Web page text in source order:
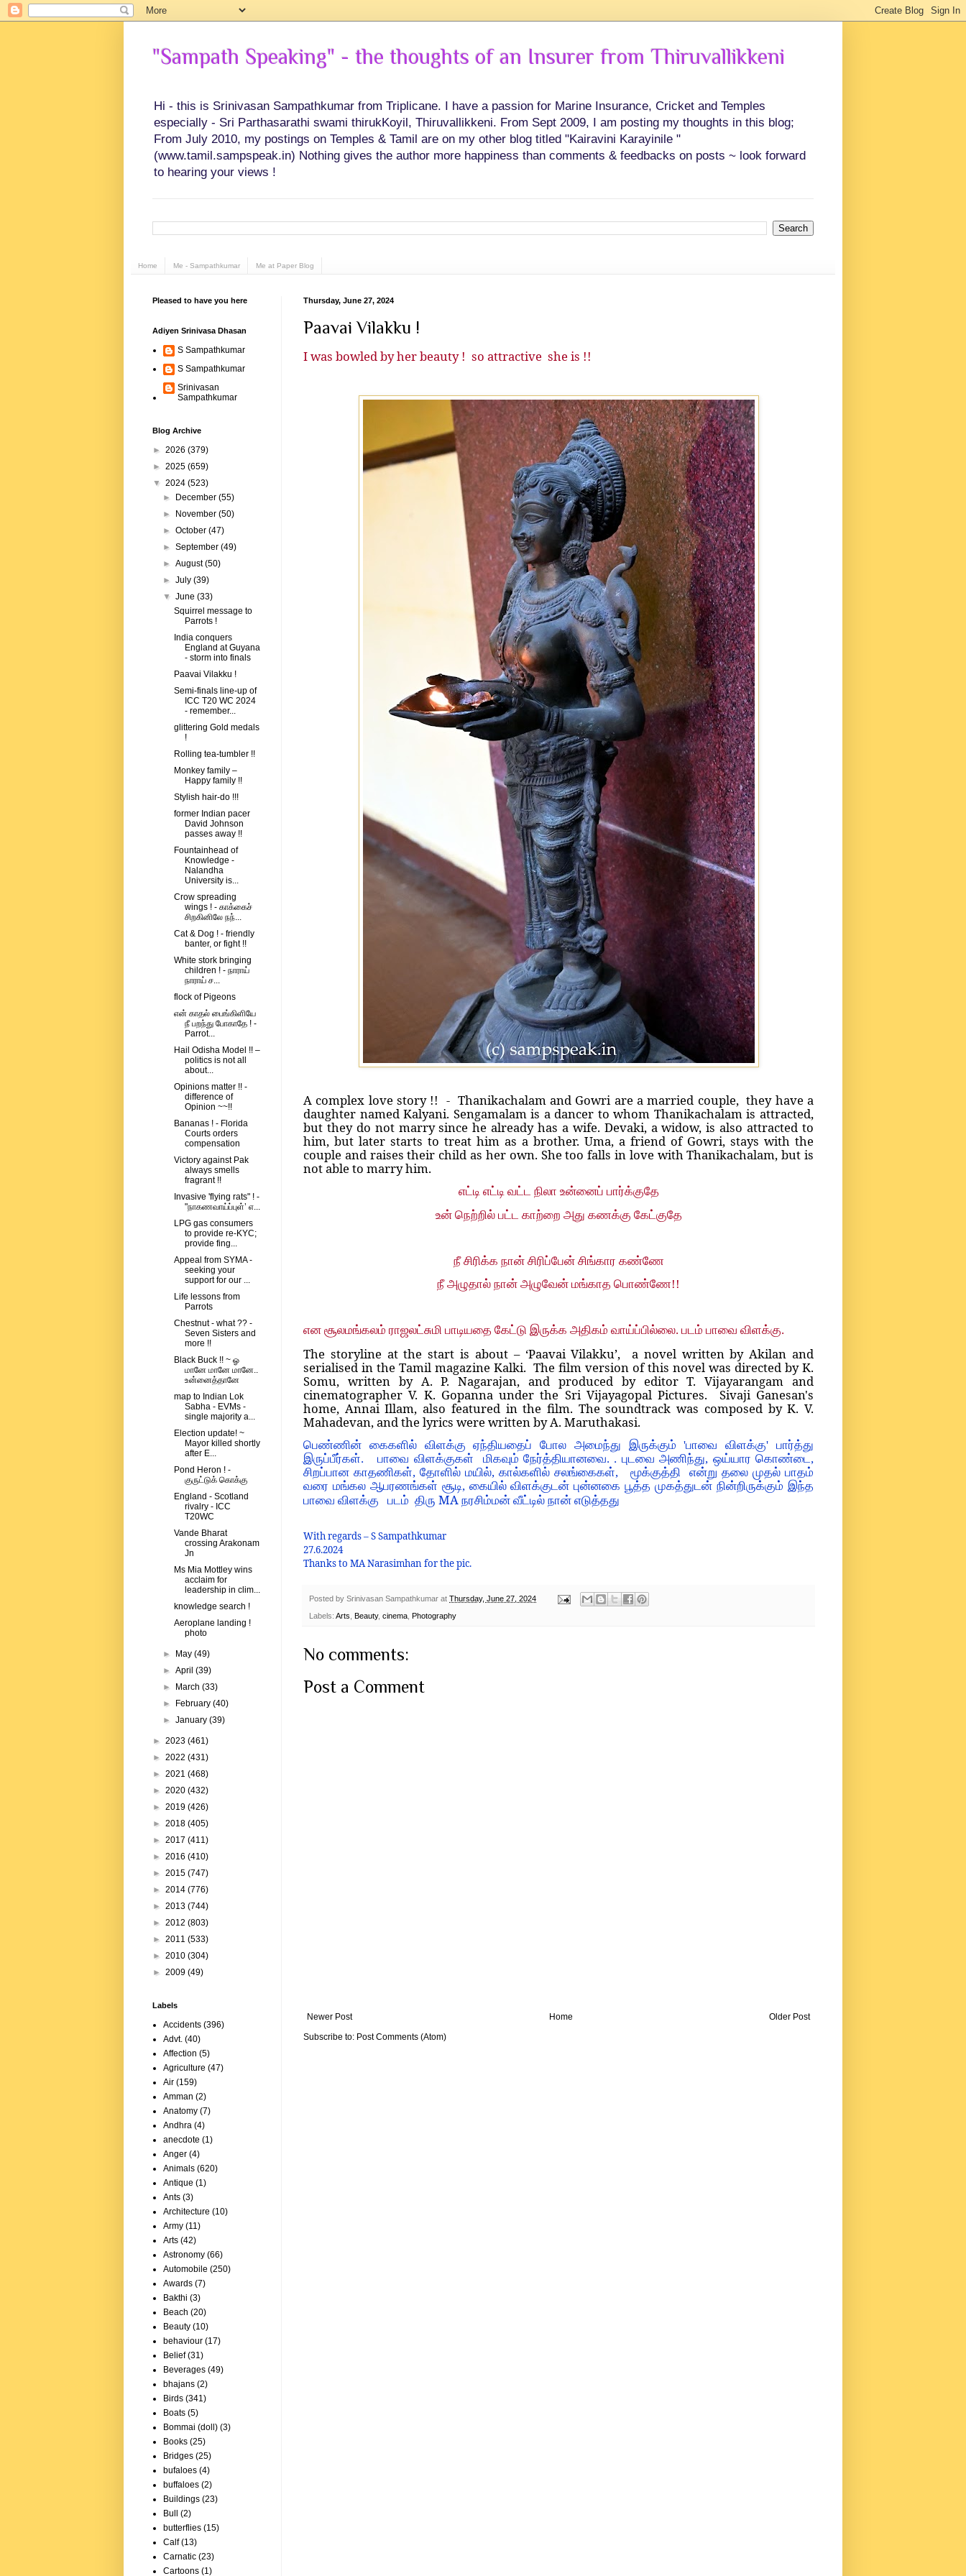
"Sampath Speaking" - the thoughts of an Insurer from Thiruvallikkeni
Hi - this is Srinivasan Sampathkumar from Triplicane. I have a passion for Marine Insurance, Cricket and Temples
especially - Sri Parthasarathi swami thirukKoyil, Thiruvallikkeni. From Sept 2009, I am posting my thoughts in this blog;
From July 2010, my postings on Temples & Tamil are on my other blog titled "Kairavini Karayinile "
(www.tamil.sampspeak.in) Nothing gives the author more happiness than comments & feedbacks on posts ~ look forward
to hearing your views !
Home Me - Sampathkumar Me at Paper Blog
Thursday, June 27, 2024
Paavai Vilakku !
I was bowled by her beauty ! so attractive she is !!
A complex love story !! - Thanikachalam and Gowri are a married couple, they have a
daughter named Kalyani. Sengamalam is a dancer to whom Thanikachalam is attracted,
but they do not marry since he already has a wife. Devaki, a widow, is also attracted to
him, but later starts to treat him as a brother. Uma, a friend of Gowri, stays with the
couple and raises their child as her own. She too falls in love with Thanikachalam, but is
not able to marry him.
எட்டி எட்டி வட்ட நிலா உன்னைப் பார்க்குதே
உன் நெற்றில் பட்ட காற்றை அது கணக்கு கேட்குதே
நீ சிரிக்க நான் சிரிப்பேன் சிங்கார கண்ணே
நீ அழுதால் நான் அழுவேன் மங்காத பொண்ணே!!
என சூலமங்கலம் ராஜலட்சுமி பாடியதை கேட்டு இருக்க அதிகம் வாய்ப்பில்லை. படம் பாவை விளக்கு.
The storyline at the start is about – ‘Paavai Vilakku’, a novel written by Akilan and
serialised in the Tamil magazine Kalki. The film version of this novel was directed by K.
Somu, written by A. P. Nagarajan, and produced by editor T. Vijayarangam and
cinematographer V. K. Gopanna under the Sri Vijayagopal Pictures. Sivaji Ganesan's
home, Annai Illam, also featured in the film. The soundtrack was composed by K. V.
Mahadevan, and the lyrics were written by A. Maruthakasi.
பெண்ணின் கைகளில் விளக்கு ஏந்தியதைப் போல அமைந்து இருக்கும் 'பாவை விளக்கு' பார்த்து
இருப்பீர்கள். பாவை விளக்குகள் மிகவும் நேர்த்தியானவை. . புடவை அணிந்து, ஒய்யார கொண்டை,
சிறப்பான காதணிகள், தோளில் மயில், கால்களில் சலங்கைகள், மூக்குத்தி என்று தலை முதல் பாதம்
வரை மங்கல ஆபரணங்கள் சூடி, கையில் விளக்குடன் புன்னகை பூத்த முகத்துடன் நின்றிருக்கும் இந்த
பாவை விளக்கு படம் திரு MA நரசிம்மன் வீட்டில் நான் எடுத்தது
With regards – S Sampathkumar
27.6.2024
Thanks to MA Narasimhan for the pic.
Posted by Srinivasan Sampathkumar at Thursday, June 27, 2024
Labels: Arts, Beauty, cinema, Photography
No comments:
Post a Comment
Newer Post Older Post
Home
Subscribe to: Post Comments (Atom)
Pleased to have you here
Adiyen Srinivasa Dhasan
S Sampathkumar
S Sampathkumar
Srinivasan
Sampathkumar
Blog Archive
► 2026 (379)
► 2025 (659)
▼ 2024 (523)
►
December(55)
►
November(50)
►October(47)
►September(49)
►August(50)
►July(39)
▼June(33)
Squirrel message to
Parrots !
India conquers
England at Guyana
- storm into finals
Paavai Vilakku !
Semi-finals line-up of
ICC T20 WC 2024
- remember...
glittering Gold medals
!
Rolling tea-tumbler !!
Monkey family –
Happy family !!
Stylish hair-do !!!
former Indian pacer
David Johnson
passes away !!
Fountainhead of
Knowledge -
Nalandha
University is...
Crow spreading
wings ! - காக்கைச்
சிறகினிலே நந்...
Cat & Dog ! - friendly
banter, or fight !!
White stork bringing
children ! - நாராய்
நாராய் ச...
flock of Pigeons
என் காதல் பைங்கிளியே
நீ பறந்து போகாதே ! -
Parrot...
Hail Odisha Model !! –
politics is not all
about...
Opinions matter !! -
difference of
Opinion ~~!!
Bananas ! - Florida
Courts orders
compensation
Victory against Pak
always smells
fragrant !!
Invasive 'flying rats" ! -
"நாகணவாய்ப்புள்’ எ...
LPG gas consumers
to provide re-KYC;
provide fing...
Appeal from SYMA -
seeking your
support for our ...
Life lessons from
Parrots
Chestnut - what ?? -
Seven Sisters and
more !!
Black Buck !! ~ ஓ
மானே மானே மானே..
உன்னைத்தானே
map to Indian Lok
Sabha - EVMs -
single majority a...
Election update! ~
Mayor killed shortly
after E...
Pond Heron ! -
குருட்டுக் கொக்கு
England - Scotland
rivalry - ICC
T20WC
Vande Bharat
crossing Arakonam
Jn
Ms Mia Mottley wins
acclaim for
leadership in clim...
knowledge search !
Aeroplane landing !
photo
► May(49)
►April(39)
►
March(33)
►
February(40)
►January(39)
► 2023 (461)
► 2022 (431)
► 2021 (468)
► 2020 (432)
► 2019 (426)
► 2018 (405)
► 2017 (411)
► 2016 (410)
► 2015 (747)
► 2014 (776)
► 2013 (744)
► 2012 (803)
► 2011 (533)
► 2010 (304)
► 2009 (49)
Labels
Accidents (396)
Advt. (40)
Affection (5)
Agriculture (47)
Air (159)
Amman (2)
Anatomy (7)
Andhra (4)
anecdote (1)
Anger (4)
Animals (620)
Antique (1)
Ants (3)
Architecture (10)
Army (11)
Arts (42)
Astronomy (66)
Automobile (250)
Awards (7)
Bakthi (3)
Beach (20)
Beauty (10)
behaviour (17)
Belief (31)
Beverages (49)
bhajans (2)
Birds (341)
Boats (5)
Bommai (doll) (3)
Books (25)
Bridges (25)
bufaloes (4)
buffaloes (2)
Buildings (23)
Bull
(2)
butterflies (15)
Calf (13)
Carnatic (23)
Cartoons (1)